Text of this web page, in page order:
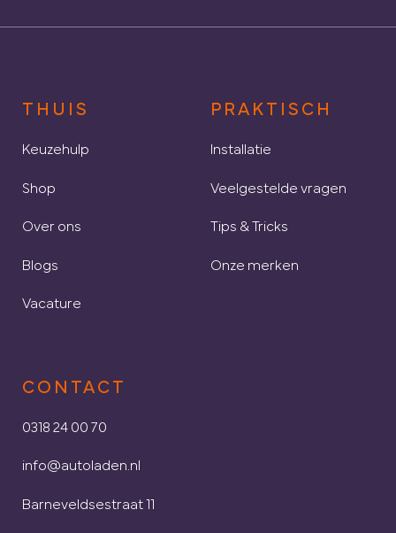
THUIS
Keuzehulp
Shop
Over ons
Blogs
Vacature
PRAKTISCH
Installatie
Veelgestelde vragen
Tips & Tricks
Onze merken
CONTACT
0318 24 00 70
info@autoladen.nl
Barneveldsestraat 11